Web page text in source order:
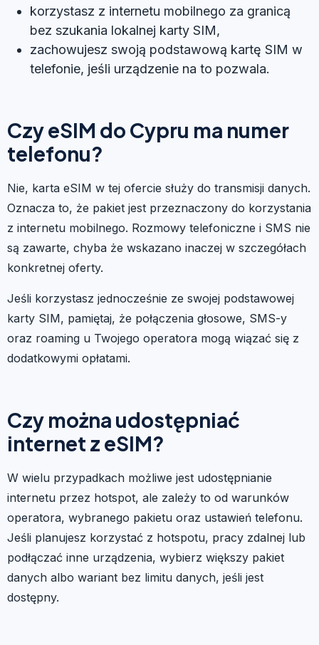
korzystasz z internetu mobilnego za granicą
bez szukania lokalnej karty SIM,
zachowujesz swoją podstawową kartę SIM w
telefonie, jeśli urządzenie na to pozwala.
Czy eSIM do Cypru ma numer
telefonu?
Nie, karta eSIM w tej ofercie służy do transmisji danych.
Oznacza to, że pakiet jest przeznaczony do korzystania
z internetu mobilnego. Rozmowy telefoniczne i SMS nie
są zawarte, chyba że wskazano inaczej w szczegółach
konkretnej oferty.
Jeśli korzystasz jednocześnie ze swojej podstawowej
karty SIM, pamiętaj, że połączenia głosowe, SMS-y
oraz roaming u Twojego operatora mogą wiązać się z
dodatkowymi opłatami.
Czy można udostępniać
internet z eSIM?
W wielu przypadkach możliwe jest udostępnianie
internetu przez hotspot, ale zależy to od warunków
operatora, wybranego pakietu oraz ustawień telefonu.
Jeśli planujesz korzystać z hotspotu, pracy zdalnej lub
podłączać inne urządzenia, wybierz większy pakiet
danych albo wariant bez limitu danych, jeśli jest
dostępny.